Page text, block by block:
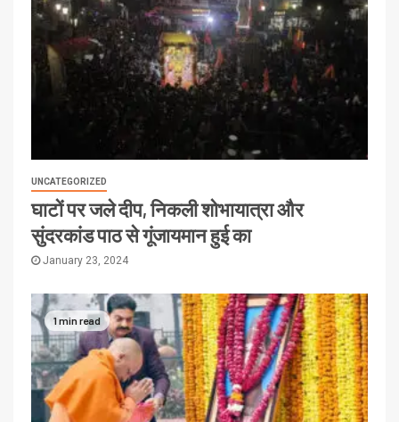
UNCATEGORIZED
घाटों पर जले दीप, निकली शोभायात्रा और
सुंदरकांड पाठ से गूंजायमान हुई का
January 23, 2024
1 min read